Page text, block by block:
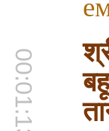
00:01:13